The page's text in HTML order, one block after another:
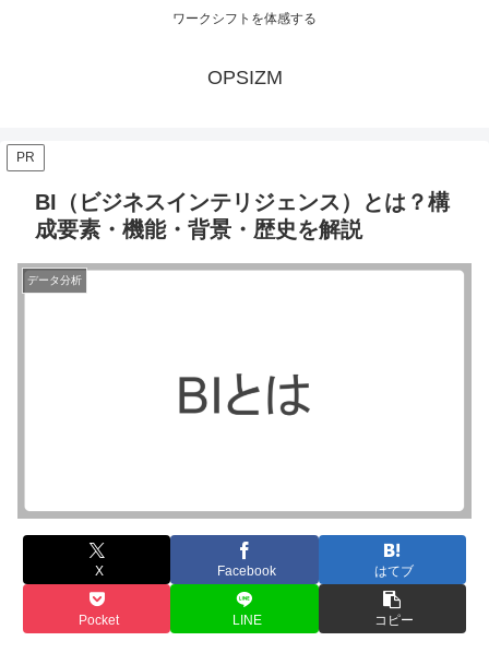
ワークシフトを体感する
OPSIZM
PR
BI（ビジネスインテリジェンス）とは？構
成要素・機能・背景・歴史を解説
データ分析
X Facebook はてブ
Pocket LINE コピー